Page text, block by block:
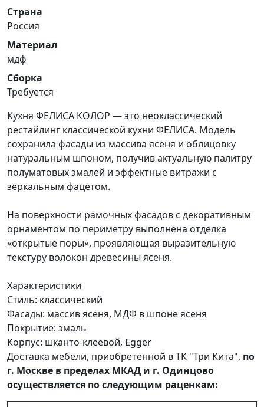
Страна
Россия
Материал
мдф
Сборка
Требуется
Кухня ФЕЛИСА КОЛОР — это неоклассический
рестайлинг классической кухни ФЕЛИСА. Модель
сохранила фасады из массива ясеня и облицовку
натуральным шпоном, получив актуальную палитру
полуматовых эмалей и эффектные витражи с
зеркальным фацетом.
На поверхности рамочных фасадов с декоративным
орнаментом по периметру выполнена отделка
«открытые поры», проявляющая выразительную
текстуру волокон древесины ясеня.
Характеристики
Стиль: классический
Фасады: массив ясеня, МДФ в шпоне ясеня
Покрытие: эмаль
Корпус: шканто-клеевой, Egger
Доставка мебели, приобретенной в ТК "Три Кита", по
г. Москве в пределах МКАД и г. Одинцово
осуществляется по следующим раценкам: